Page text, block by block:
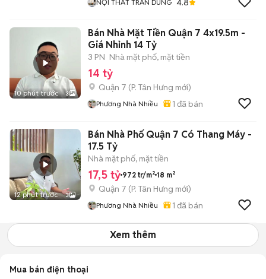
NỘI THẤT TRẦN DUNG
10 phút trước 3
Bán Nhà Mặt Tiền Quận 7 4x19.5m -
Giá Nhỉnh 14 Tỷ
3 PN Nhà mặt phố, mặt tiền
14 tỷ
Quận 7 (P. Tân Hưng mới)
Phương Nhà Nhiều 1 đã bán
12 phút trước 3
Bán Nhà Phố Quận 7 Có Thang Máy -
17.5 Tỷ
Nhà mặt phố, mặt tiền
17,5 tỷ 972 tr/m² 18 m²
Quận 7 (P. Tân Hưng mới)
Phương Nhà Nhiều 1 đã bán
Xem thêm
Mua bán điện thoại